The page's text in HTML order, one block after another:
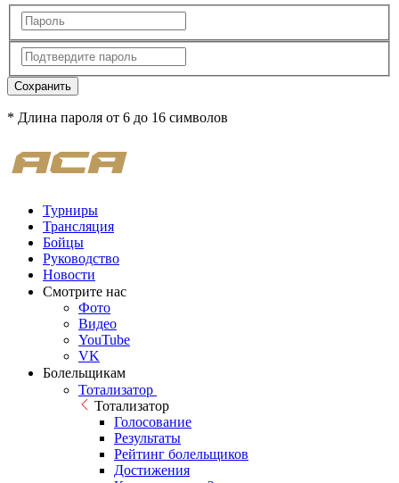
Сохранить
* Длина пароля от 6 до 16 символов
Турниры
Трансляция
Бойцы
Руководство
Новости
Смотрите нас
Фото
Видео
YouTube
VK
Болельщикам
Тотализатор
Тотализатор
Голосование
Результаты
Рейтинг болельщиков
Достижения